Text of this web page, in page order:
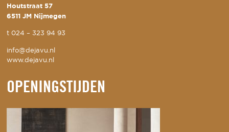
Houtstraat 57
6511 JM Nijmegen
t024 – 323 94 93
info@dejavu.nl
www.dejavu.nl
OPENINGSTIJDEN